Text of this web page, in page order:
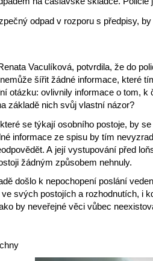
odpad v rozporu s předpisy,
Vaculíková, potvrdila, že do
šířit žádné informace, které
otázku: ovlivnily informace o tom,
základě nich svůj vlastní názor?
se týkají osobního postoje, by
informace ze spisu by tím
A její vystupování před
žádným způsobem nehnuly.
došlo k nepochopení poslání
svých postojích a rozhodnutích, i
by neveřejné věci vůbec